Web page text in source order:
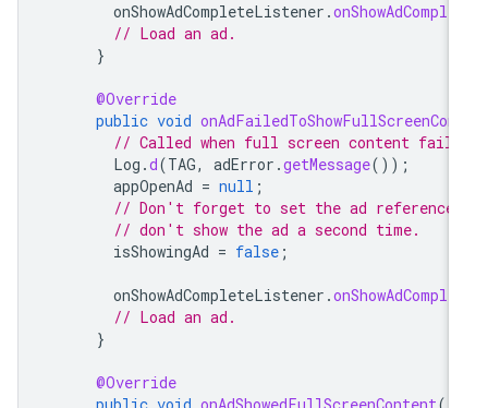
onShowAdCompleteListener.
// Load an ad.
@Override
public void
// Called when full screen content
Log.d(TAG, adError.getMessage ());
appOpenAd
= null
// Don't forget to set the ad reference
// don't show the ad a second time.
isShowingAd
= false
onShowAdCompleteListener.
// Load an ad.
@Override